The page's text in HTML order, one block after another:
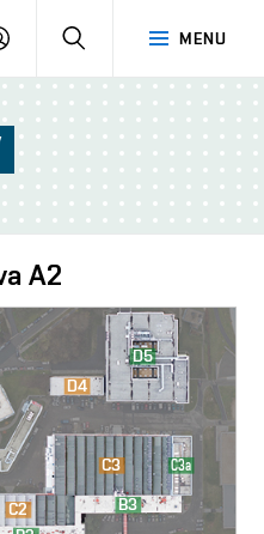
MENU
PŘIHLÁŠENÍ
A2